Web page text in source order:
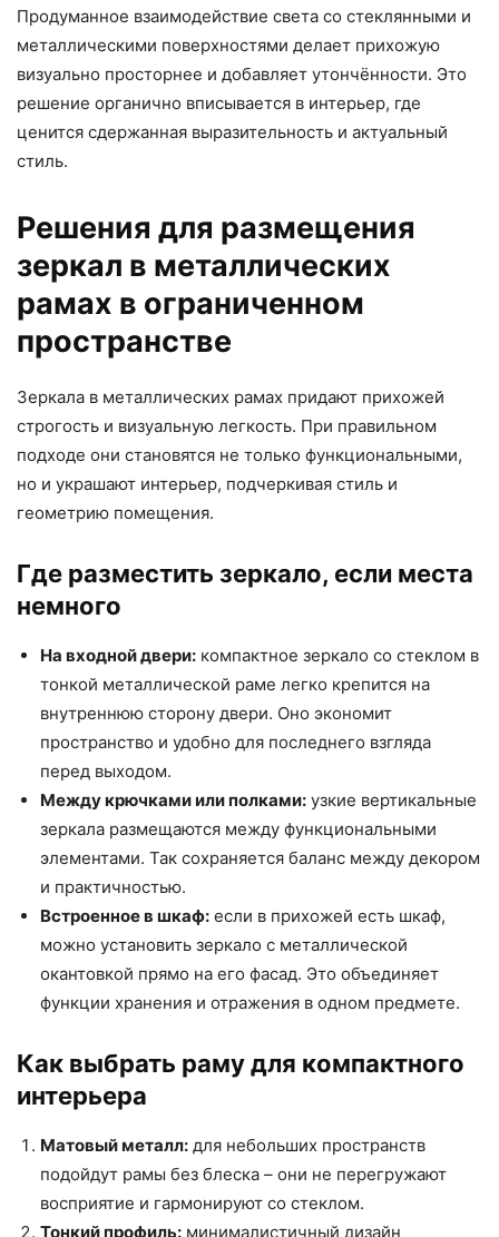
Продуманное взаимодействие света со стеклянными и
металлическими поверхностями делает прихожую
визуально просторнее и добавляет утончённости. Это
решение органично вписывается в интерьер, где
ценится сдержанная выразительность и актуальный
стиль.
Решения для размещения
зеркал в металлических
рамах в ограниченном
пространстве
Зеркала в металлических рамах придают прихожей
строгость и визуальную легкость. При правильном
подходе они становятся не только функциональными,
но и украшают интерьер, подчеркивая стиль и
геометрию помещения.
Где разместить зеркало, если места
немного
На входной двери: компактное зеркало со стеклом в
тонкой металлической раме легко крепится на
внутреннюю сторону двери. Оно экономит
пространство и удобно для последнего взгляда
перед выходом.
Между крючками или полками: узкие вертикальные
зеркала размещаются между функциональными
элементами. Так сохраняется баланс между декором
и практичностью.
Встроенное в шкаф: если в прихожей есть шкаф,
можно установить зеркало с металлической
окантовкой прямо на его фасад. Это объединяет
функции хранения и отражения в одном предмете.
Как выбрать раму для компактного
интерьера
Матовый металл: для небольших пространств
подойдут рамы без блеска – они не перегружают
восприятие и гармонируют со стеклом.
Тонкий профиль: минималистичный дизайн